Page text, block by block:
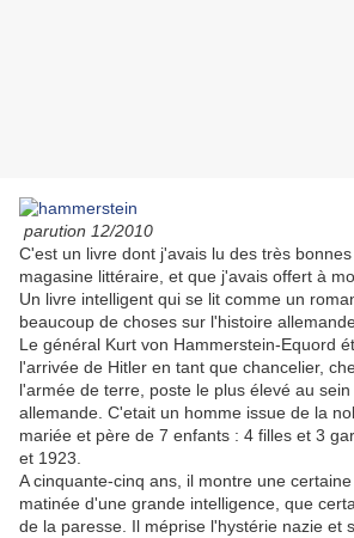
parution 12/2010
C'est un livre dont j'avais lu des très
magasine littéraire, et que j'avais offert à
Un livre intelligent qui se lit comme un
beaucoup de choses sur l'histoire
Le général Kurt von Hammerstein-Equord
l'arrivée de Hitler en tant que chancelier,
l'armée de terre, poste le plus élevé au
allemande. C'etait un homme issue de la
mariée et père de 7 enfants : 4 filles et 3
et 1923.
A cinquante-cinq ans, il montre une
matinée d'une grande intelligence, que
de la paresse. Il méprise l'hystérie nazie et